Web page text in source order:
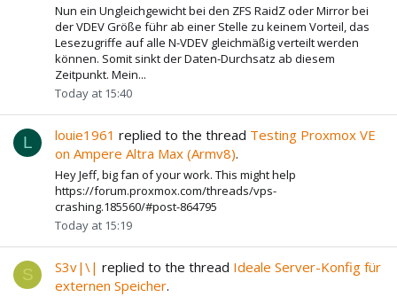
Nun ein Ungleichgewicht bei den ZFS RaidZ oder Mirror bei
der VDEV Größe führ ab einer Stelle zu keinem Vorteil, das
Lesezugriffe auf alle N-VDEV gleichmäßig verteilt werden
können. Somit sinkt der Daten-Durchsatz ab diesem
Zeitpunkt. Mein...
Today at 15:40
L louie1961 replied to the thread Testing Proxmox VE
on Ampere Altra Max (Armv8).
Hey Jeff, big fan of your work. This might help
https://forum.proxmox.com/threads/vps-
crashing.185560/#post-864795
Today at 15:19
S S3v|\| replied to the thread Ideale Server-Konfig für
externen Speicher.